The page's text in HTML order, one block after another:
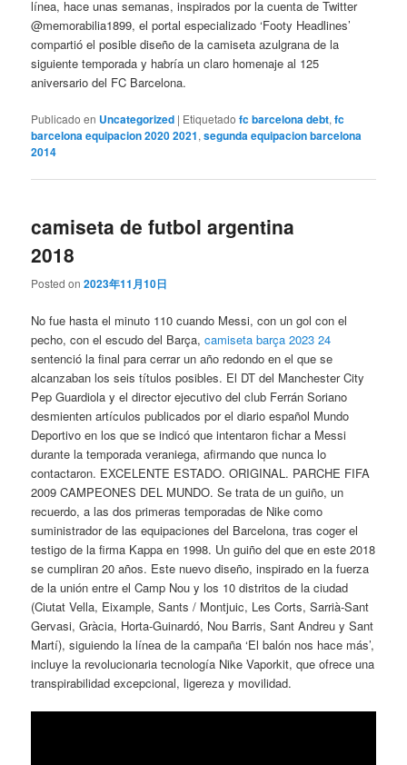
línea, hace unas semanas, inspirados por la cuenta de Twitter
@memorabilia1899, el portal especializado ‘Footy Headlines’
compartió el posible diseño de la camiseta azulgrana de la
siguiente temporada y habría un claro homenaje al 125
aniversario del FC Barcelona.
Publicado en Uncategorized | Etiquetado fc barcelona debt,fc
barcelona equipacion 2020 2021,segunda equipacion barcelona
2014
camiseta de futbol argentina
2018
Posted on2023年11月10日
No fue hasta el minuto 110 cuando Messi, con un gol con el
pecho, con el escudo del Barça,camiseta barça 2023 24
sentenció la final para cerrar un año redondo en el que se
alcanzaban los seis títulos posibles. El DT del Manchester City
Pep Guardiola y el director ejecutivo del club Ferrán Soriano
desmienten artículos publicados por el diario español Mundo
Deportivo en los que se indicó que intentaron fichar a Messi
durante la temporada veraniega, afirmando que nunca lo
contactaron. EXCELENTE ESTADO. ORIGINAL. PARCHE FIFA
2009 CAMPEONES DEL MUNDO. Se trata de un guiño, un
recuerdo, a las dos primeras temporadas de Nike como
suministrador de las equipaciones del Barcelona, tras coger el
testigo de la firma Kappa en 1998. Un guiño del que en este 2018
se cumpliran 20 años. Este nuevo diseño, inspirado en la fuerza
de la unión entre el Camp Nou y los 10 distritos de la ciudad
(Ciutat Vella, Eixample, Sants / Montjuic, Les Corts, Sarrià-Sant
Gervasi, Gràcia, Horta-Guinardó, Nou Barris, Sant Andreu y Sant
Martí), siguiendo la línea de la campaña ‘El balón nos hace más’,
incluye la revolucionaria tecnología Nike Vaporkit, que ofrece una
transpirabilidad excepcional, ligereza y movilidad.